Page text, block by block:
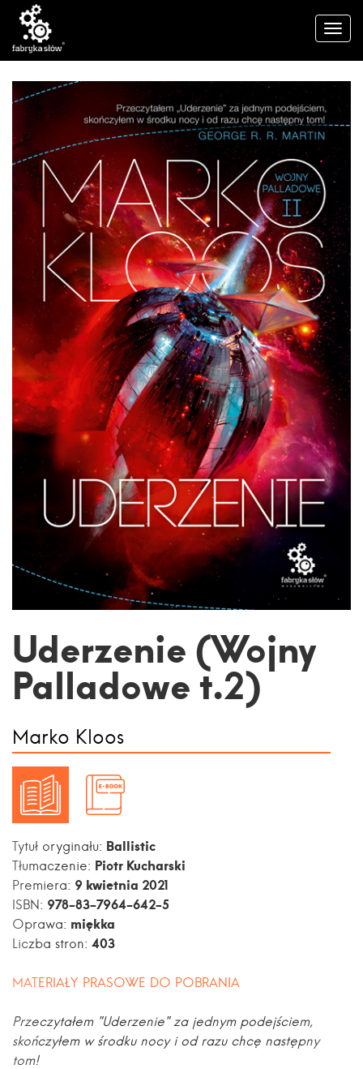
Uderzenie (Wojny
Palladowe t.2)
Marko Kloos
Tytuł oryginału: Ballistic
Tłumaczenie: Piotr Kucharski
Premiera: 9 kwietnia 2021
ISBN: 978-83-7964-642-5
Oprawa: miękka
Liczba stron: 403
MATERIAŁY PRASOWE DO POBRANIA
Przeczytałem "Uderzenie" za jednym podejściem,
skończyłem w środku nocy i od razu chcę następny
tom!